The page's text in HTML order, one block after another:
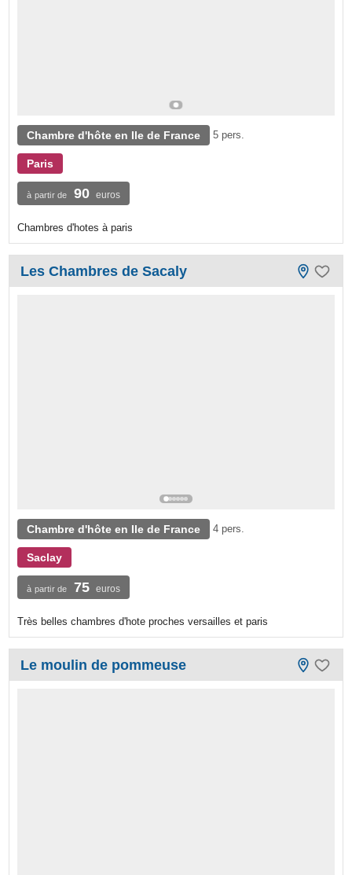
Chambre d'hôte en Ile de France 5 pers.
Paris
à partir de 90 euros
Chambres d'hotes à paris
Les Chambres de Sacaly
Chambre d'hôte en Ile de France 4 pers.
Saclay
à partir de 75 euros
Très belles chambres d'hote proches versailles et paris
Le moulin de pommeuse